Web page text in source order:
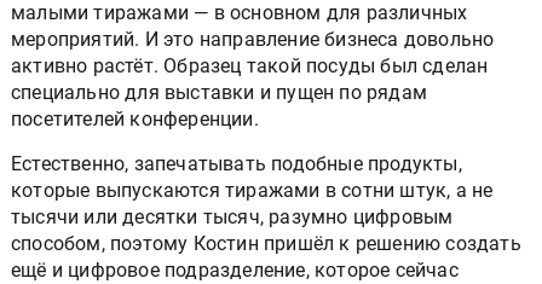
малыми тиражами — в основном для различных
мероприятий. И это направление бизнеса довольно
активно растёт. Образец такой посуды был сделан
специально для выставки и пущен по рядам
посетителей конференции.
Естественно, запечатывать подобные продукты,
которые выпускаются тиражами в сотни штук, а не
тысячи или десятки тысяч, разумно цифровым
способом, поэтому Костин пришёл к решению создать
ещё и цифровое подразделение, которое сейчас